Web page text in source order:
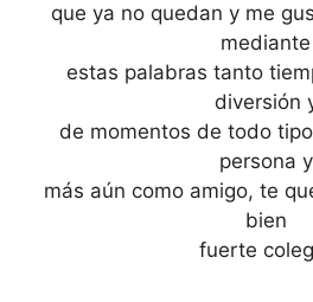
que ya no quedan y me
mediante
estas palabras tanto
diversión
de momentos de todo
persona y
más aún como amigo, te
bien
fuerte